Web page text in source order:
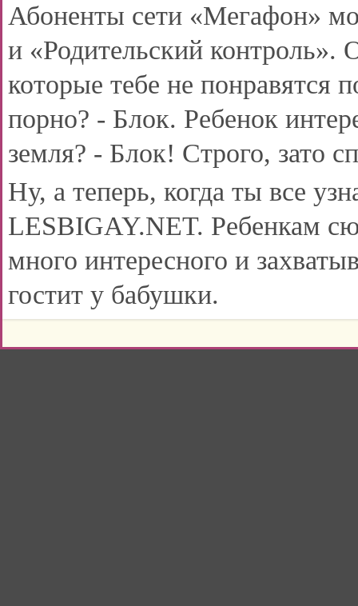
Абоненты сети «Мегафон»
и «Родительский контроль».
которые тебе не понравятся
порно? - Блок. Ребенок
земля? - Блок! Строго, зато
Ну, а теперь, когда ты все
LESBIGAY.NET. Ребенкам
много интересного и
гостит у бабушки.